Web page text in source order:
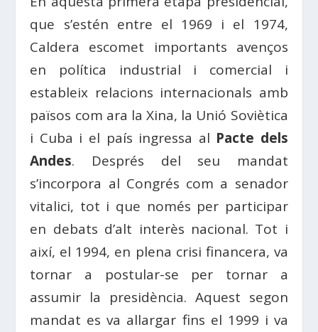
que s’estén entre el 1969 i el 1974,
Caldera escomet importants avenços
en política industrial i comercial i
estableix relacions internacionals amb
països com ara la Xina, la Unió Soviètica
i Cuba i el país ingressa al Pacte dels
Andes. Després del seu mandat
s’incorpora al Congrés com a senador
vitalici, tot i que només per participar
en debats d’alt interès nacional. Tot i
així, el 1994, en plena crisi financera, va
tornar a postular-se per tornar a
assumir la presidència. Aquest segon
mandat es va allargar fins el 1999 i va